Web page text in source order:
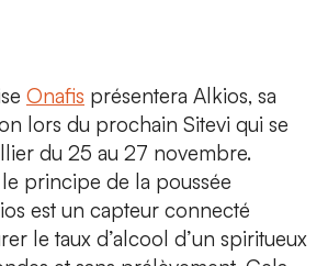
Onafis présentera Alkios, sa
lors du prochain Sitevi qui se
du 25 au 27 novembre.
principe de la poussée
est un capteur connecté
le taux d’alcool d’un spiritueux